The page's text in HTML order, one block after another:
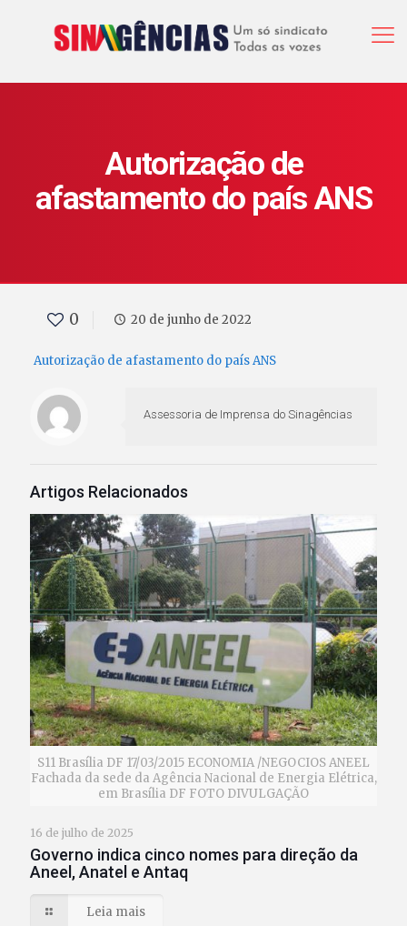
Autorização de
afastamento do país ANS
0 20 de junho de 2022
Autorização de afastamento do país ANS
Assessoria de Imprensa do Sinagências
Artigos Relacionados
S11 Brasília DF 17/03/2015 ECONOMIA /NEGOCIOS ANEEL
Fachada da sede da Agência Nacional de Energia Elétrica,
em Brasília DF FOTO DIVULGAÇÃO
16 de julho de 2025
Governo indica cinco nomes para direção da
Aneel, Anatel e Antaq
Leia mais